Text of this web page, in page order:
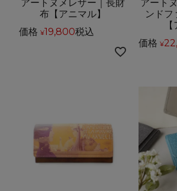
アートヌメレザー｜長財
布【アニマル】
価格 ¥19,800税込
アート
ンドフ
価格 ¥